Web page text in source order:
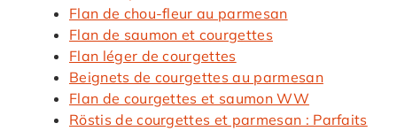
Flan de chou-fleur au parmesan
Flan de saumon et courgettes
Flan léger de courgettes
Beignets de courgettes au parmesan
Flan de courgettes et saumon WW
Röstis de courgettes et parmesan : Parfaits